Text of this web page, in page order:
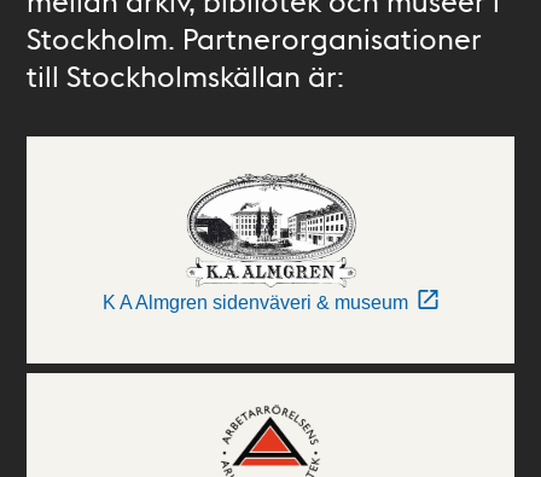
Stockholm. Partnerorganisationer
till Stockholmskällan är:
K A Almgren sidenväveri & museum